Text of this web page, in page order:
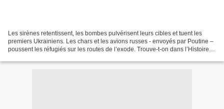
Les sirènes retentissent, les bombes pulvérisent leurs cibles et tuent les
premiers Ukrainiens. Les chars et les avions russes - envoyés par Poutine –
poussent les réfugiés sur les routes de l’exode. Trouve-t-on dans l’Histoire